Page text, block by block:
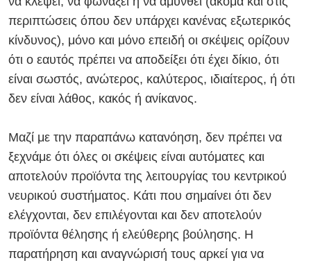
περιπτώσεις όπου δεν υπάρχει κανένας εξωτερικός
κίνδυνος), μόνο και μόνο επειδή οι σκέψεις ορίζουν
ότι ο εαυτός πρέπει να αποδείξει ότι έχει δίκιο, ότι
είναι σωστός, ανώτερος, καλύτερος, ιδιαίτερος, ή ότι
δεν είναι λάθος, κακός ή ανίκανος.
Μαζί με την παραπάνω κατανόηση, δεν πρέπει να
ξεχνάμε ότι όλες οι σκέψεις είναι αυτόματες και
αποτελούν προϊόντα της λειτουργίας του κεντρικού
νευρικού συστήματος. Κάτι που σημαίνει ότι δεν
ελέγχονται, δεν επιλέγονται και δεν αποτελούν
προϊόντα θέλησης ή ελεύθερης βούλησης. Η
παρατήρηση και αναγνώρισή τους αρκεί για να